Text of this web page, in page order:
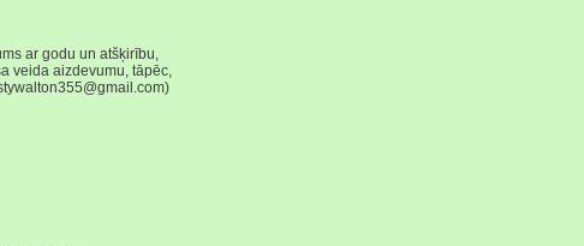
ar godu un atšķirību,
veida aizdevumu, tāpēc,